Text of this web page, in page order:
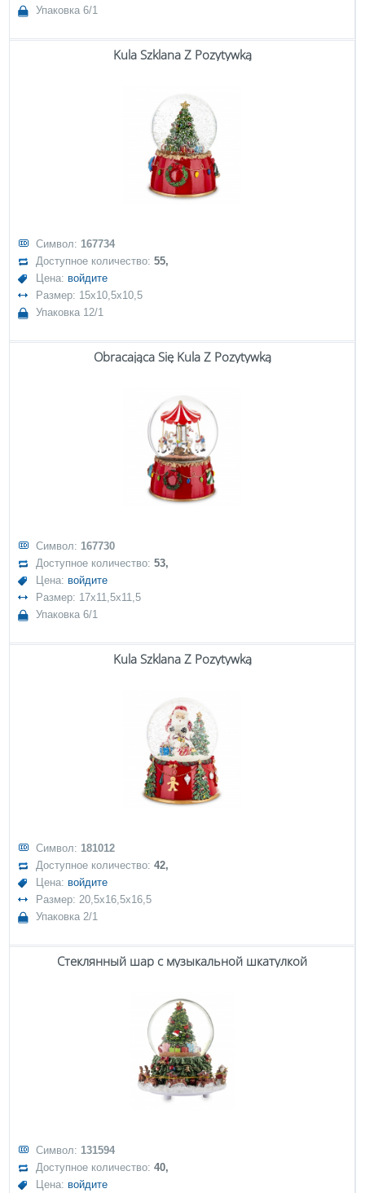
Упаковка 6/1
Kula Szklana Z Pozytywką
Символ: 167734
Доступное количество:55,
Цена: войдите
Размер: 15x10,5x10,5
Упаковка 12/1
Obracająca Się Kula Z Pozytywką
Символ: 167730
Доступное количество:53,
Цена: войдите
Размер: 17x11,5x11,5
Упаковка 6/1
Kula Szklana Z Pozytywką
Символ: 181012
Доступное количество:42,
Цена: войдите
Размер: 20,5x16,5x16,5
Упаковка 2/1
Стеклянный шар с музыкальной шкатулкой
Символ: 131594
Доступное количество:40,
Цена: войдите